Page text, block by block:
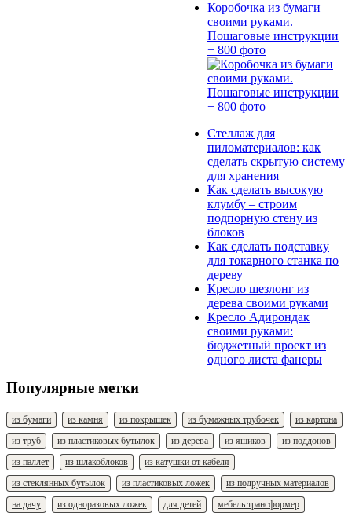
Коробочка из бумаги
своими руками.
Пошаговые инструкции
+ 800 фото
Стеллаж для
пиломатериалов: как
сделать скрытую систему
для хранения
Как сделать высокую
клумбу – строим
подпорную стену из
блоков
Как сделать подставку
для токарного станка по
дереву
Кресло шезлонг из
дерева своими руками
Кресло Адирондак
своими руками:
бюджетный проект из
одного листа фанеры
Популярные метки
из бумаги из камня из покрышек из бумажных трубочек
из картона
из труб
из пластиковых бутылок из дерева из ящиков
из поддонов
из паллет
из шлакоблоков
из катушки от кабеля
из стеклянных бутылок
из пластиковых ложек
из подручных материалов
на дачу
из одноразовых ложек для детей мебель трансформер